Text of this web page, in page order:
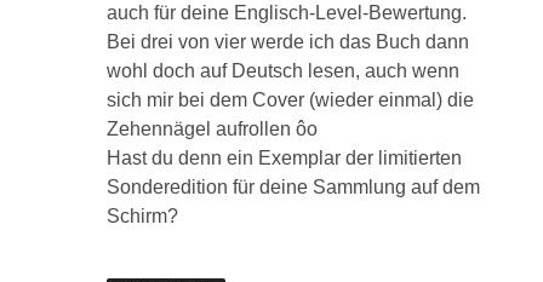
auch für deine Englisch-Level-Bewertung.
Bei drei von vier werde ich das Buch dann
wohl doch auf Deutsch lesen, auch wenn
sich mir bei dem Cover (wieder einmal) die
Zehennägel aufrollen ôo
Hast du denn ein Exemplar der limitierten
Sonderedition für deine Sammlung auf dem
Schirm?